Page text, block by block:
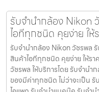
รับจำนำกล้อง Nikon
ไอทีทุกชนิด คุยง่าย ให้
รับจำนำกล้อง Nikon วัชรพล
สินค้าไอทีทุกชนิด คุยง่าย ให้ร
วัชรพล ให้บริการโดย รับจํานํา
ของมีค่าทุกชนิด ไม่ว่าจะเป็น รั